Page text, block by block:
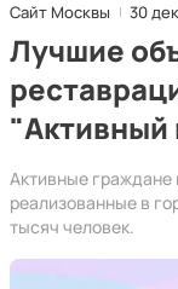
Сайт Москвы 30
Лучшие
"Активный
Активные граждане
реализованные в
тысяч человек.